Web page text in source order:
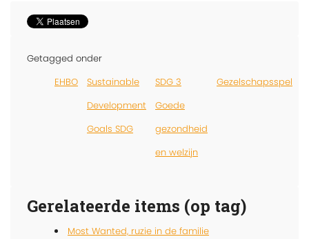
Getagged onder
EHBO
Sustainable
Development
Goals SDG
SDG 3
Goede
gezondheid
en welzijn
Gezelschapsspel
Gerelateerde items (op tag)
Most Wanted, ruzie in de familie